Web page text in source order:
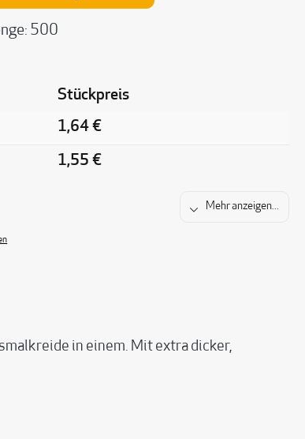
500
Stückpreis
1,64 €
1,55 €
Mehr anzeigen...
in einem. Mit extra dicker,